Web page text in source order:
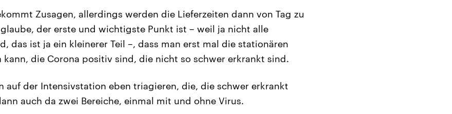
Zusagen, allerdings werden die Lieferzeiten dann von Tag zu
der erste und wichtigste Punkt ist – weil ja nicht alle
das ist ja ein kleinerer Teil –, dass man erst mal die stationären
kann, die Corona positiv sind, die nicht so schwer erkrankt sind.
auf der Intensivstation eben triagieren, die, die schwer erkrankt
auch da zwei Bereiche, einmal mit und ohne Virus.